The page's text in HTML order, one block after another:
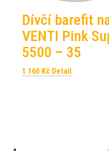
Dívčí barefit
VENTI Pink
5500 – 35
1 160 Kč Detail